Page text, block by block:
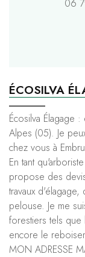
06
ÉCOSILVA
Écosilva Élagage
Alpes (05). Je
chez vous à
En tant
propose des
travaux
pelouse. Je me
forestiers tels
encore le
MON ADRESSE